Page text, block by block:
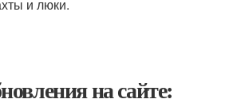
и люки.
на сайте: